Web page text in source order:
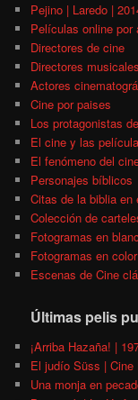
Pejino | Laredo |
Películas online por
Directores de cine
Directores
Actores
Cine por paises
Los protagonistas
El cine y las
El fenómeno del
Personajes bíblicos
Citas de la biblia en
Colección de
Fotogramas en
Fotogramas en color
Escenas de Cine
Últimas pelis
¡Arriba Hazaña! |
El judío Süss | Cine
Una monja en